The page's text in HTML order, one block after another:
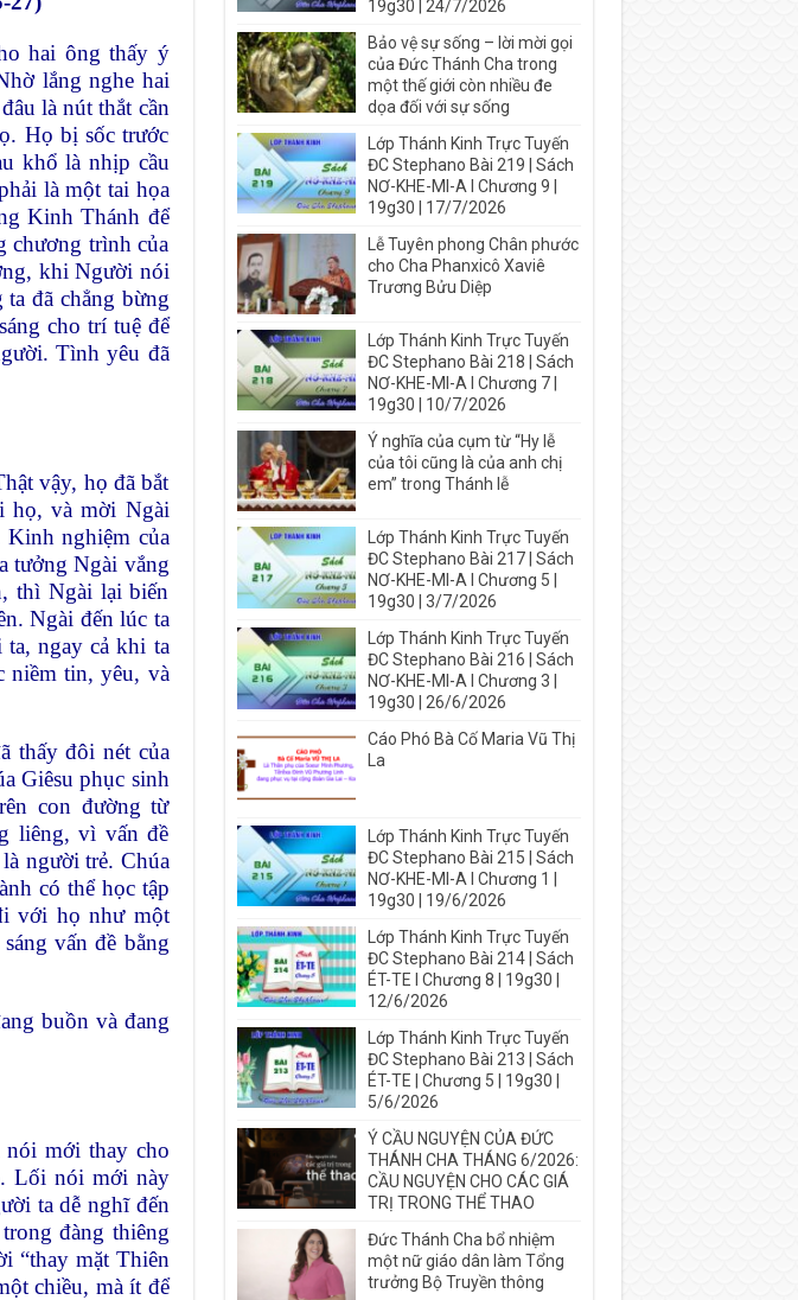
hai ông thấy ý
lắng nghe hai
là nút thắt cần
Họ bị sốc trước
khổ là nhịp cầu
là một tai họa
Kinh Thánh để
chương trình của
khi Người nói
đã chẳng bừng
cho trí tuệ để
Tình yêu đã
vậy, họ đã bắt
họ, và mời Ngài
Kinh nghiệm của
tưởng Ngài vắng
thì Ngài lại biến
Ngài đến lúc ta
ngay cả khi ta
niềm tin, yêu, và
thấy đôi nét của
Giêsu phục sinh
con đường từ
liêng, vì vấn đề
người trẻ. Chúa
có thể học tập
với họ như một
vấn đề bằng
buồn và đang
nói mới thay cho
Lối nói mới này
ta dễ nghĩ đến
đàng thiêng
“thay mặt Thiên
chiều, mà ít để
19g30 | 24/7/2026
Bảo vệ sự sống – lời mời gọi
của Đức Thánh Cha trong
một thế giới còn nhiều đe
dọa đối với sự sống
Lớp Thánh Kinh Trực Tuyến
ĐC Stephano Bài 219 | Sách
NƠ-KHE-MI-A I Chương 9 |
19g30 | 17/7/2026
Lễ Tuyên phong Chân phước
cho Cha Phanxicô Xaviê
Trương Bửu Diệp
Lớp Thánh Kinh Trực Tuyến
ĐC Stephano Bài 218 | Sách
NƠ-KHE-MI-A I Chương 7 |
19g30 | 10/7/2026
Ý nghĩa của cụm từ “Hy lễ
của tôi cũng là của anh chị
em” trong Thánh lễ
Lớp Thánh Kinh Trực Tuyến
ĐC Stephano Bài 217 | Sách
NƠ-KHE-MI-A I Chương 5 |
19g30 | 3/7/2026
Lớp Thánh Kinh Trực Tuyến
ĐC Stephano Bài 216 | Sách
NƠ-KHE-MI-A I Chương 3 |
19g30 | 26/6/2026
Cáo Phó Bà Cố Maria Vũ Thị
La
Lớp Thánh Kinh Trực Tuyến
ĐC Stephano Bài 215 | Sách
NƠ-KHE-MI-A I Chương 1 |
19g30 | 19/6/2026
Lớp Thánh Kinh Trực Tuyến
ĐC Stephano Bài 214 | Sách
ÉT-TE I Chương 8 | 19g30 |
12/6/2026
Lớp Thánh Kinh Trực Tuyến
ĐC Stephano Bài 213 | Sách
ÉT-TE | Chương 5 | 19g30 |
5/6/2026
Ý CẦU NGUYỆN CỦA ĐỨC
THÁNH CHA THÁNG 6/2026:
CẦU NGUYỆN CHO CÁC GIÁ
TRỊ TRONG THỂ THAO
Đức Thánh Cha bổ nhiệm
một nữ giáo dân làm Tổng
trưởng Bộ Truyền thông